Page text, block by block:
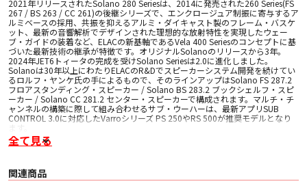
2021年リリースされたSolano 280 Seriesは、2014に発売された260 Series(FS
267 / BS 263 / CC 261)の後継シリーズで、エンクロージュア制振に寄与するア
ルミベースの採用、共振を抑えるアルミ・ダイキャスト製のフレーム・バスケ
ット、最新の音響解析でデザインされた理想的な放射特性を実現したウェー
ブ・ガイドの装着など、ELACの新基軸であるVela 400 Seriesのコンセプトに基
づいた最新技術の継承が特徴です。オリジナルSolanoのリリースから3年。
2024年JET6トィータの完成を受けSolano Seriesは2.0に進化しました。
Solanoは30年以上にわたりELACのR&Dでスピーカーシステム開発を続けてい
るロルフ・ヤンケ氏の手によるもので、そのラインアップはSolano FS 287.2
フロアスタンディング・スピーカー / Solano BS 283.2 ブックシェルフ・スピ
ーカー / Solano CC 281.2 センター・スピーカーで構成されます。マルチ・チ
ャンネルの構築に際して組み合わせるサブ・ウーハーは、最新アプリSUB
CONTROL 3.0に対応したVarroシリーズ PS 250やRS 500が推奨モデルとなり
ます。
■ 主な特長
ワーハンドリング、そして圧倒的な低歪みを誇るELACのアイデンティティで
全て見る
関連商品